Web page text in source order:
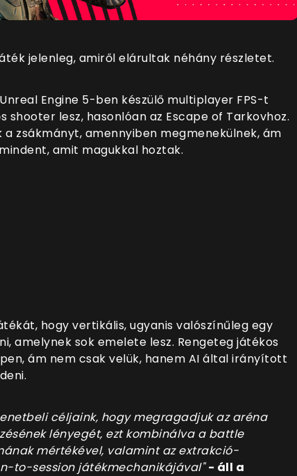
jelenleg, amiről elárultak néhány részletet.
Engine 5-ben készülő multiplayer FPS-t
shooter lesz, hasonlóan az Escape of Tarkovhoz.
zsákmányt, amennyiben megmenekülnek, ám
amit magukkal hoztak.
hogy vertikális, ugyanis valószínűleg egy
amelynek sok emelete lesz. Rengeteg játékos
ám nem csak velük, hanem AI által irányított
céljaink, hogy megragadjuk az aréna
lényegét, ezt kombinálva a battle
mértékével, valamint az extrakció-
to-session játékmechanikájával" - áll a